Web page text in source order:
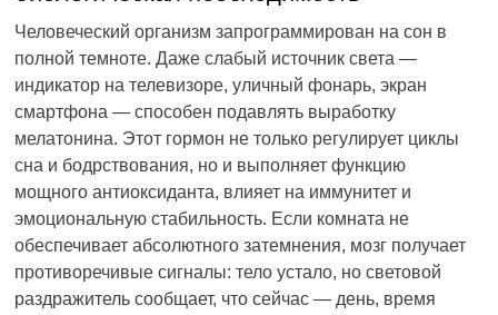
Человеческий организм запрограммирован на сон в
полной темноте. Даже слабый источник света —
индикатор на телевизоре, уличный фонарь, экран
смартфона — способен подавлять выработку
мелатонина. Этот гормон не только регулирует циклы
сна и бодрствования, но и выполняет функцию
мощного антиоксиданта, влияет на иммунитет и
эмоциональную стабильность. Если комната не
обеспечивает абсолютного затемнения, мозг получает
противоречивые сигналы: тело устало, но световой
раздражитель сообщает, что сейчас — день, время